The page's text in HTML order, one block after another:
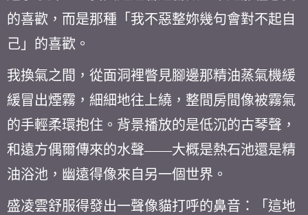
的喜歡，而是那種「我不惡整妳幾句會對不起自
己」的喜歡。
我換氣之間，從面洞裡瞥見腳邊那精油蒸氣機緩
緩冒出煙霧，細細地往上繞，整間房間像被霧氣
的手輕柔環抱住。背景播放的是低沉的古琴聲，
和遠方偶爾傳來的水聲——大概是熱石池還是精
油浴池，幽遠得像來自另一個世界。
盛凌雲舒服得發出一聲像貓打呼的鼻音：「這地